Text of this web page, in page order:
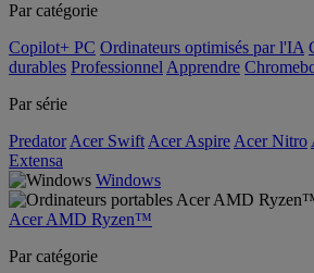
Par catégorie
Copilot+ PC Ordinateurs optimisés par l'IA
durables Professionnel Apprendre
Par série
Predator Acer Swift Acer Aspire Acer Nitro
Extensa
Windows
Acer AMD Ryzen™
Par catégorie